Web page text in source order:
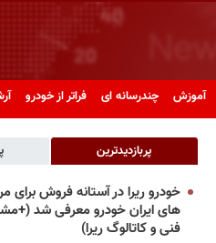
آموزش چندرسانه ای فراتر از خودرو
پربازدیدترین
خودرو ریرا در آستانه فروش برای
های ایران خودرو معرفی شد
فنی و کاتالوگ ریرا)